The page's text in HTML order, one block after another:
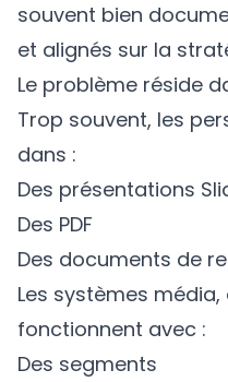
souvent bien
et alignés sur la
Le problème réside
Trop souvent, les
dans :
Des présentations
Des PDF
Des documents de
Les systèmes média,
fonctionnent avec :
Des segments